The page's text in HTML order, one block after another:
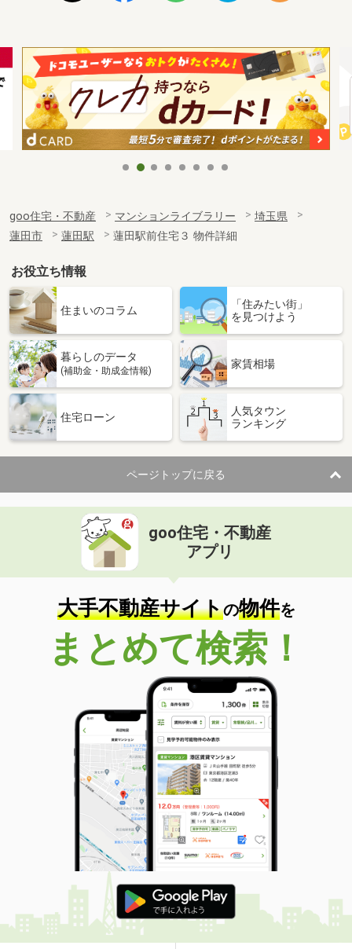
goo住宅・不動産 マンションライブラリー
埼玉県
蓮田市
蓮田駅 蓮田駅前住宅３ 物件詳細
お役立ち情報
住まいのコラム
「住みたい街」
を見つけよう
暮らしのデータ
(補助金・助成金情報)
家賃相場
住宅ローン
人気タウン
ランキング
ページトップに戻る
goo住宅・不動産
アプリ
大手不動産サイトの物件を
まとめて検索！